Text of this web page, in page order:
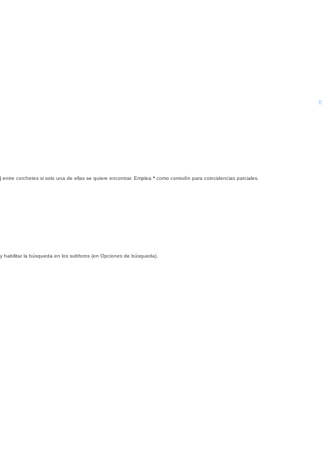
| entre corchetes si solo una de ellas se quiere encontrar. Emplea * como comodín para coincidencias parciales.
la búsqueda en los subforos (en Opciones de búsqueda).